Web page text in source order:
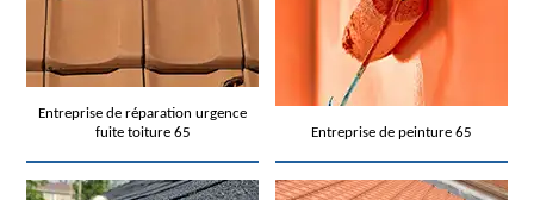
Entreprise de réparation urgence
fuite toiture 65
Entreprise de peinture 65